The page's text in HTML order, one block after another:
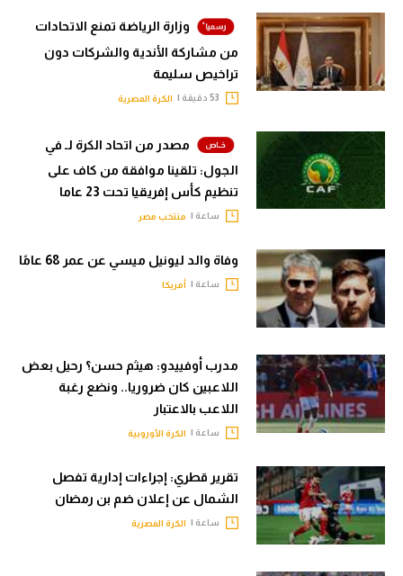
وزارة الرياضة تمنع الاتحادات
من مشاركة الأندية والشركات دون
تراخيص سليمة
الكرة المصرية
مصدر من اتحاد الكرة لـ في
الجول: تلقينا موافقة من كاف على
تنظيم كأس إفريقيا تحت 23 عاما
ساعة | منتخب مصر
وفاة والد ليونيل ميسي عن عمر 68 عامًا
ساعة | أمريكا
مدرب أوفييدو: هيثم حسن؟ رحيل بعض
اللاعبين كان ضروريا.. ونضع رغبة
اللاعب بالاعتبار
ساعة | الكرة الأوروبية
تقرير قطري: إجراءات إدارية تفصل
الشمال عن إعلان ضم بن رمضان
ساعة | الكرة المصرية